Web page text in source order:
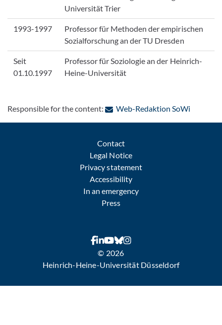
Universität Trier
1993-1997
Professor für Methoden der empirischen
Sozialforschung an der TU Dresden
Seit
01.10.1997
Professor für Soziologie an der Heinrich-
Heine-Universität
Responsible for the content: Web-Redaktion SoWi:
Contact
Legal Notice
Privacy statement
Accessibility
In an emergency
Press
© 2026
Heinrich-Heine-Universität Düsseldorf